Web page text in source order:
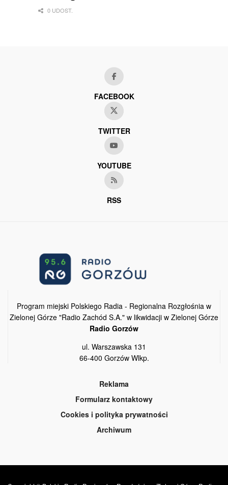
0 UDOST.
FACEBOOK
TWITTER
YOUTUBE
RSS
Program miejski Polskiego Radia - Regionalna Rozgłośnia w
Zielonej Górze "Radio Zachód S.A." w likwidacji w Zielonej Górze
Radio Gorzów
ul. Warszawska 131
66-400 Gorzów Wlkp.
Reklama
Formularz kontaktowy
Cookies i polityka prywatności
Archiwum